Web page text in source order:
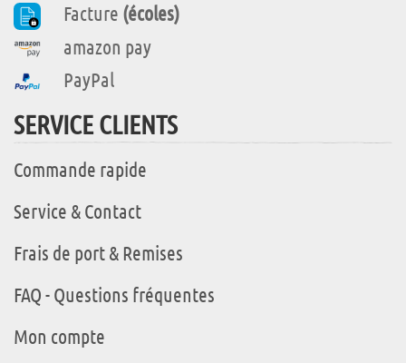
Facture (écoles)
amazon pay
PayPal
SERVICE CLIENTS
Commande rapide
Service & Contact
Frais de port & Remises
FAQ - Questions fréquentes
Mon compte